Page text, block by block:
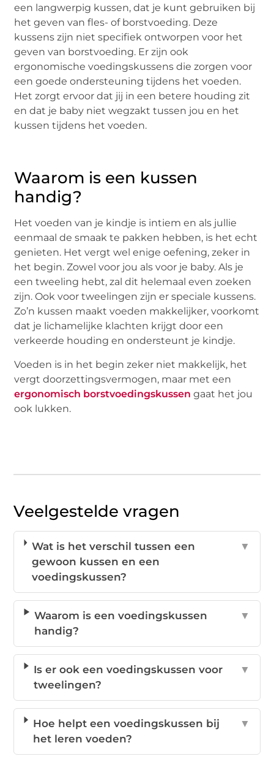
een langwerpig kussen, dat je kunt gebruiken bij
het geven van fles- of borstvoeding. Deze
kussens zijn niet specifiek ontworpen voor het
geven van borstvoeding. Er zijn ook
ergonomische voedingskussens die zorgen voor
een goede ondersteuning tijdens het voeden.
Het zorgt ervoor dat jij in een betere houding zit
en dat je baby niet wegzakt tussen jou en het
kussen tijdens het voeden.
Waarom is een kussen
handig?
Het voeden van je kindje is intiem en als jullie
eenmaal de smaak te pakken hebben, is het echt
genieten. Het vergt wel enige oefening, zeker in
het begin. Zowel voor jou als voor je baby. Als je
een tweeling hebt, zal dit helemaal even zoeken
zijn. Ook voor tweelingen zijn er speciale kussens.
Zo’n kussen maakt voeden makkelijker, voorkomt
dat je lichamelijke klachten krijgt door een
verkeerde houding en ondersteunt je kindje.
Voeden is in het begin zeker niet makkelijk, het
vergt doorzettingsvermogen, maar met een
ergonomisch borstvoedingskussen gaat het jou
ook lukken.
Veelgestelde vragen
Wat is het verschil tussen een
gewoon kussen en een
voedingskussen?
▼
Waarom is een voedingskussen
handig?
▼
Is er ook een voedingskussen voor
tweelingen?
▼
Hoe helpt een voedingskussen bij
het leren voeden?
▼